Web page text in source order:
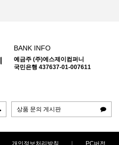
BANK INFO
예금주 (주)에스제이컴퍼니
국민은행 437637-01-007611
상품 문의 게시판
개인정보처리방침 PC버전